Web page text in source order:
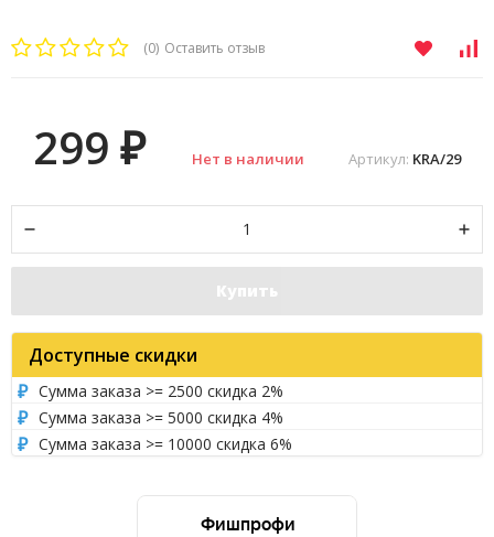
(0) Оставить отзыв
Артикул: KRA/29
Нет в наличии
299₽
Купить
Доступные скидки
Сумма заказа >= 2500 скидка 2%
Сумма заказа >= 5000 скидка 4%
Сумма заказа >= 10000 скидка 6%